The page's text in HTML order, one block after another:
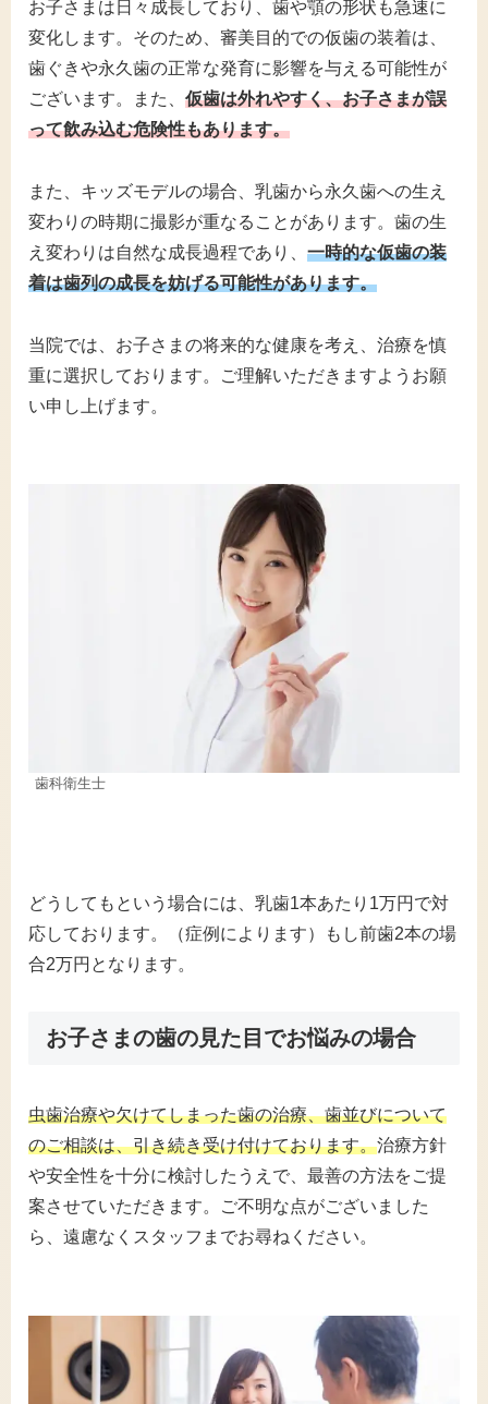
お子さまは日々成長しており、歯や顎の形状も急速に
変化します。そのため、審美目的での仮歯の装着は、
歯ぐきや永久歯の正常な発育に影響を与える可能性が
ございます。また、 仮歯は外れやすく、お子さまが誤
って飲み込む危険性もあります。
また、キッズモデルの場合、乳歯から永久歯への生え
変わりの時期に撮影が重なることがあります。歯の生
え変わりは自然な成長過程であり、 一時的な仮歯の装
着は歯列の成長を妨げる可能性があります。
当院では、お子さまの将来的な健康を考え、治療を慎
重に選択しております。ご理解いただきますようお願
い申し上げます。
歯科衛生士
どうしてもという場合には、乳歯1本あたり1万円で対
応しております。（症例によります）もし前歯2本の場
合2万円となります。
お子さまの歯の見た目でお悩みの場合
虫歯治療や欠けてしまった歯の治療、歯並びについて
のご相談は、引き続き受け付けております。治療方針
や安全性を十分に検討したうえで、最善の方法をご提
案させていただきます。ご不明な点がございました
ら、遠慮なくスタッフまでお尋ねください。